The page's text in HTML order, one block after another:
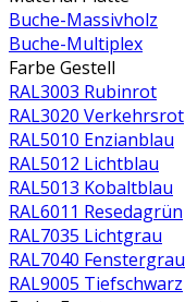
Buche-Massivholz
Buche-Multiplex
Farbe Gestell
RAL3003 Rubinrot
RAL3020 Verkehrsrot
RAL5010 Enzianblau
RAL5012 Lichtblau
RAL5013 Kobaltblau
RAL6011 Resedagrün
RAL7035 Lichtgrau
RAL7040 Fenstergrau
RAL9005 Tiefschwarz